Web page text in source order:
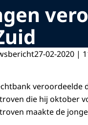
27-02-2020 |
veroordeelde
die hij oktober
maakte de